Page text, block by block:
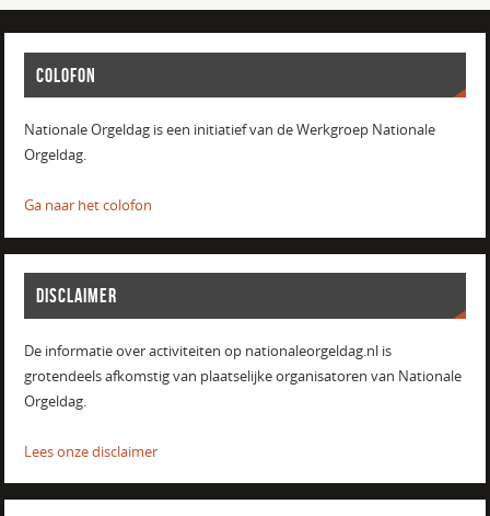
COLOFON
Nationale Orgeldag is een initiatief van de Werkgroep Nationale
Orgeldag.
Ga naar het colofon
DISCLAIMER
De informatie over activiteiten op nationaleorgeldag.nl is
grotendeels afkomstig van plaatselijke organisatoren van Nationale
Orgeldag.
Lees onze disclaimer